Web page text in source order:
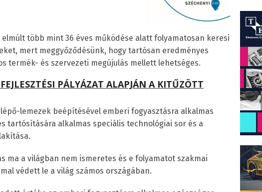
elmúlt több mint 36 éves működése alatt folyamatosan keresi
mert meggyőződésünk, hogy tartósan eredményes
termék- és szervezeti megújulás mellett lehetséges.
PÁLYÁZAT ALAPJÁN A KITŰZÖTT
lemezek beépítésével emberi fogyasztásra alkalmas
tartósítására alkalmas speciális technológiai sor és a
ma a világban nem ismeretes és e folyamatot szakmai
védett le a világ számos országában.